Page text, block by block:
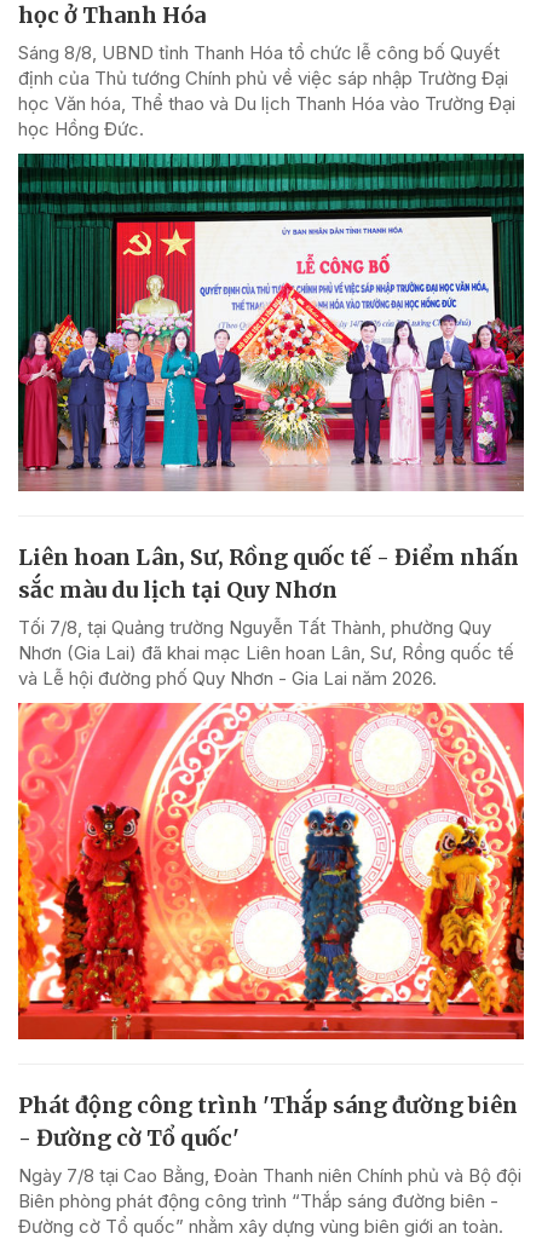
học ở Thanh Hóa
Sáng 8/8, UBND tỉnh Thanh Hóa tổ chức lễ công bố Quyết
định của Thủ tướng Chính phủ về việc sáp nhập Trường Đại
học Văn hóa, Thể thao và Du lịch Thanh Hóa vào Trường Đại
học Hồng Đức.
Liên hoan Lân, Sư, Rồng quốc tế - Điểm nhấn
sắc màu du lịch tại Quy Nhơn
Tối 7/8, tại Quảng trường Nguyễn Tất Thành, phường Quy
Nhơn (Gia Lai) đã khai mạc Liên hoan Lân, Sư, Rồng quốc tế
và Lễ hội đường phố Quy Nhơn - Gia Lai năm 2026.
Phát động công trình 'Thắp sáng đường biên
- Đường cờ Tổ quốc'
Ngày 7/8 tại Cao Bằng, Đoàn Thanh niên Chính phủ và Bộ đội
Biên phòng phát động công trình “Thắp sáng đường biên -
Đường cờ Tổ quốc” nhằm xây dựng vùng biên giới an toàn.